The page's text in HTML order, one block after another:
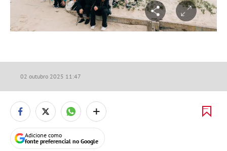
02 outubro 2025 11:47
+
Adicione como
fonte preferencial no Google